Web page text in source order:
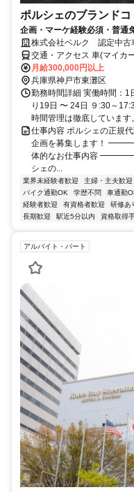
ポルシェのブランド
企画・マーケ経験必須・普通
株式会社ベルク 認定中古
交通・アクセス 車(マイカ
ランド線「アイランドセン
月給300,000円以上
兵庫県神戸市東灘区
勤務時間詳細 実働時間：1
り19日 〜 24日 ９:30～
時間管理は徹底しています。
仕事内容 ポルシェの正規
企画を募集します
体的なお仕事内容
シェの...
業界未経験者歓迎 主婦・主夫歓迎
バイク通勤OK
学歴不問 車通勤
経験者歓迎
有資格者歓迎 研修あ
長期歓迎
駅近5分以内 資格取得
アルバイト・パート